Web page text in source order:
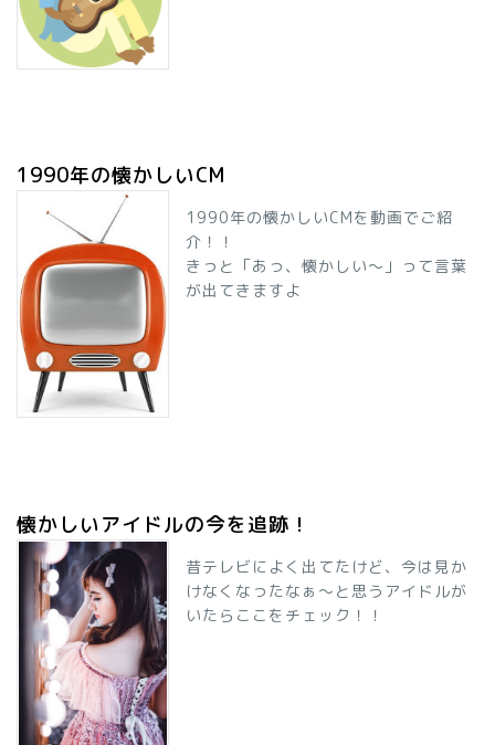
1990年の懐かしいCM
1990年の懐かしいCMを動画でご紹
介！！
きっと「あっ、懐かしい～」って言葉
が出てきますよ
懐かしいアイドルの今を追跡！
昔テレビによく出てたけど、今は見か
けなくなったなぁ～と思うアイドルが
いたらここをチェック！！